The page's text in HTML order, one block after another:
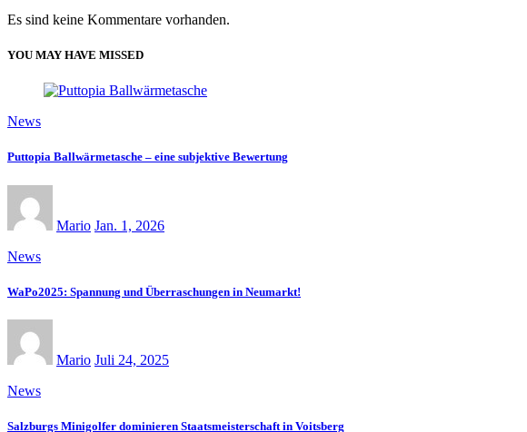
Es sind keine Kommentare vorhanden.
YOU MAY HAVE MISSED
News
Puttopia Ballwärmetasche – eine subjektive Bewertung
Mario Jan. 1, 2026
News
WaPo2025: Spannung und Überraschungen in Neumarkt!
Mario Juli 24, 2025
News
Salzburgs Minigolfer dominieren Staatsmeisterschaft in Voitsberg